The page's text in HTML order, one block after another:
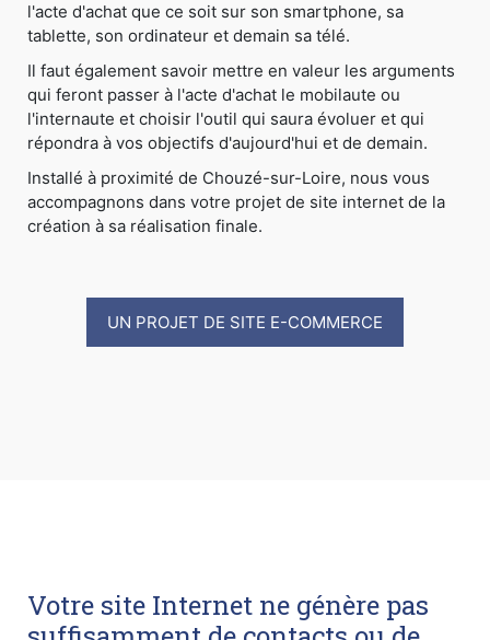
l'acte d'achat que ce soit sur son smartphone, sa
tablette, son ordinateur et demain sa télé.
Il faut également savoir mettre en valeur les arguments
qui feront passer à l'acte d'achat le mobilaute ou
l'internaute et choisir l'outil qui saura évoluer et qui
répondra à vos objectifs d'aujourd'hui et de demain.
Installé à proximité de Chouzé-sur-Loire, nous vous
accompagnons dans votre projet de site internet de la
création à sa réalisation finale.
UN PROJET DE SITE E-COMMERCE
Votre site Internet ne génère pas